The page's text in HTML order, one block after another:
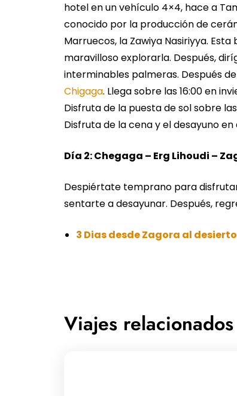
hotel en un vehículo 4×4, hace a
conocido por la producción de
Marruecos, la Zawiya Nasiriyya.
maravilloso explorarla. Después,
interminables palmeras. Después
Chigaga. Llega sobre las 16:00 en
Disfruta de la puesta de sol sobre
Disfruta de la cena y el desayuno
Día 2: Chegaga – Erg Lihoudi –
Despiértate temprano para
sentarte a desayunar. Después,
3 Dias desde Zagora al
Viajes